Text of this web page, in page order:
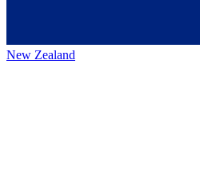
New Zealand